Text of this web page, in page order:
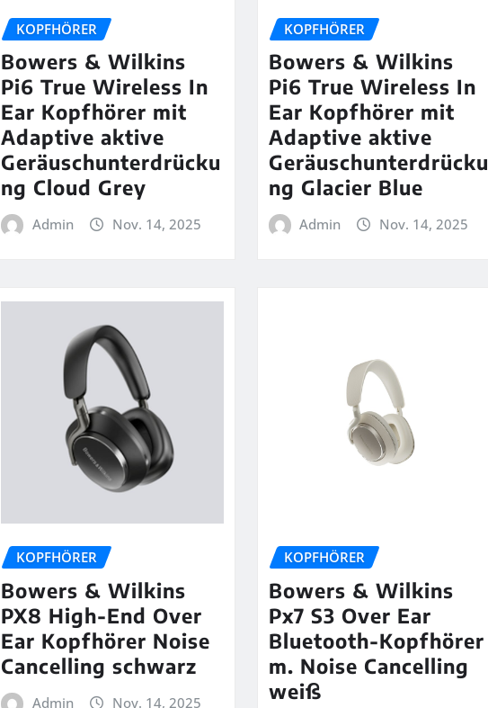
KOPFHÖRER
Bowers & Wilkins
Pi6 True Wireless In
Ear Kopfhörer mit
Adaptive aktive
Geräuschunterdrücku
ng Cloud Grey
Admin Nov. 14, 2025
KOPFHÖRER
Bowers & Wilkins
Pi6 True Wireless In
Ear Kopfhörer mit
Adaptive aktive
Geräuschunterdrücku
ng Glacier Blue
Admin Nov. 14, 2025
KOPFHÖRER
Bowers & Wilkins
PX8 High-End Over
Ear Kopfhörer Noise
Cancelling schwarz
Admin Nov. 14, 2025
KOPFHÖRER
Bowers & Wilkins
Px7 S3 Over Ear
Bluetooth-Kopfhörer
m. Noise Cancelling
weiß